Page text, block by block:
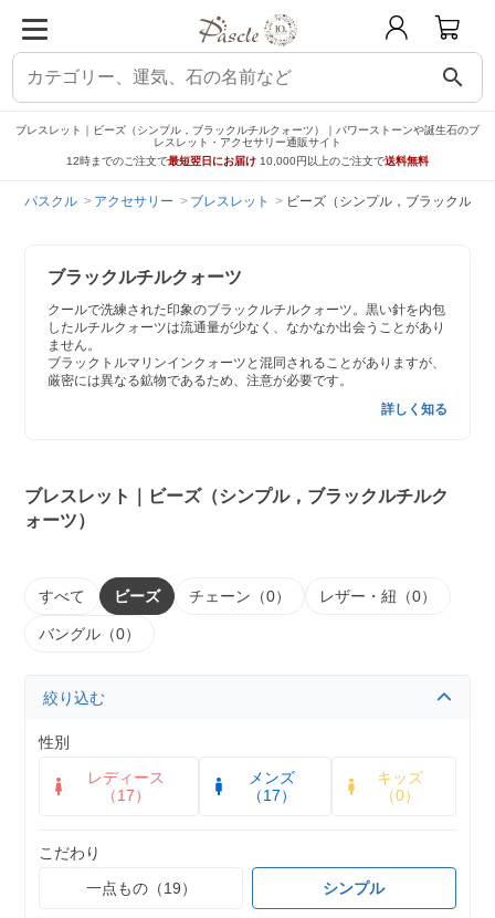
search
ブレスレット｜ビーズ（シンプル，ブラックルチルクォーツ）｜パワーストーンや誕生石のブ
レスレット・アクセサリー通販サイト
12時までのご注文で最短翌日にお届け 10,000円以上のご注文で送料無料
パスクル アクセサリー ブレスレット ビーズ（シンプル，ブラックルチ
ブラックルチルクォーツ
クールで洗練された印象のブラックルチルクォーツ。黒い針を内包
したルチルクォーツは流通量が少なく、なかなか出会うことがあり
ません。
ブラックトルマリンインクォーツと混同されることがありますが、
厳密には異なる鉱物であるため、注意が必要です。
詳しく知る
ブレスレット｜ビーズ（シンプル，ブラックルチルク
ォーツ）
すべて ビーズ チェーン（0） レザー・紐（0）
バングル（0）
絞り込む
性別
レディース
（17）
メンズ
（17）
キッズ
（0）
こだわり
一点もの（19）
シンプル